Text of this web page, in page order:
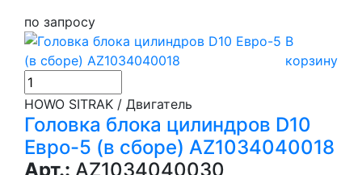
по запросу
В
корзину
HOWO SITRAK / Двигатель
Головка блока цилиндров D10
Евро-5 (в сборе) AZ1034040018
Арт.: AZ1034040030